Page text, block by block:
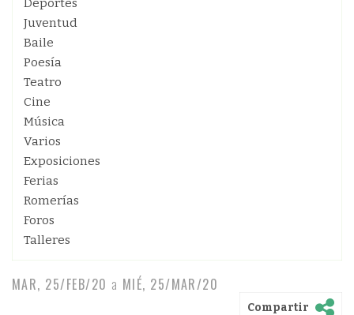
Deportes
Juventud
Baile
Poesía
Teatro
Cine
Música
Varios
Exposiciones
Ferias
Romerías
Foros
Talleres
MAR, 25/FEB/20 a MIÉ, 25/MAR/20
Compartir